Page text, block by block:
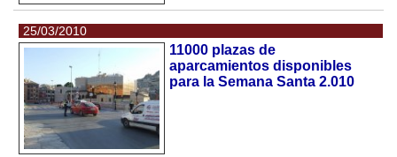
25/03/2010
11000 plazas de
aparcamientos disponibles
para la Semana Santa 2.010